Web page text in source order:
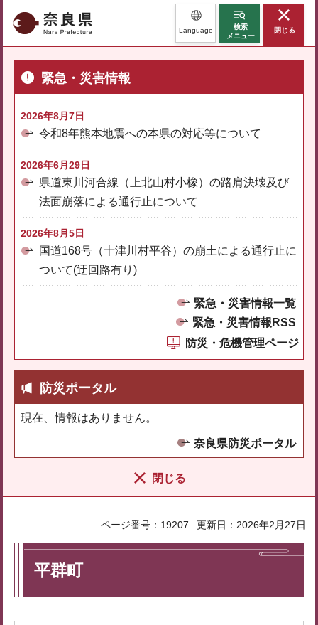
奈良県 Language
検索
メニュー
閉じる
緊急・災害情報
2026年8月7日
令和8年熊本地震への本県の対応等について
2026年6月29日
県道東川河合線（上北山村小橡）の路肩決壊及び
法面崩落による通行止について
2026年8月5日
国道168号（十津川村平谷）の崩土による通行止に
ついて(迂回路有り)
緊急・災害情報一覧
緊急・災害情報RSS
防災・危機管理ページ
防災ポータル
現在、情報はありません。
奈良県防災ポータル
閉じる
ページ番号：19207 更新日：2026年2月27日
平群町